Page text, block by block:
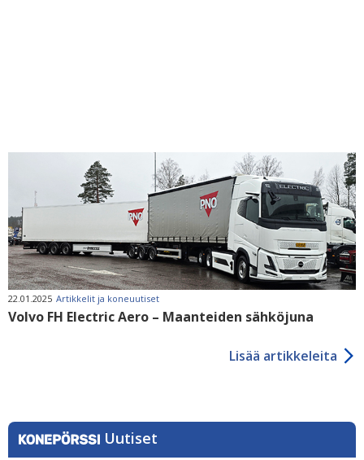
22.01.2025 Artikkelit ja koneuutiset
Volvo FH Electric Aero – Maanteiden sähköjuna
Lisää artikkeleita
Uutiset